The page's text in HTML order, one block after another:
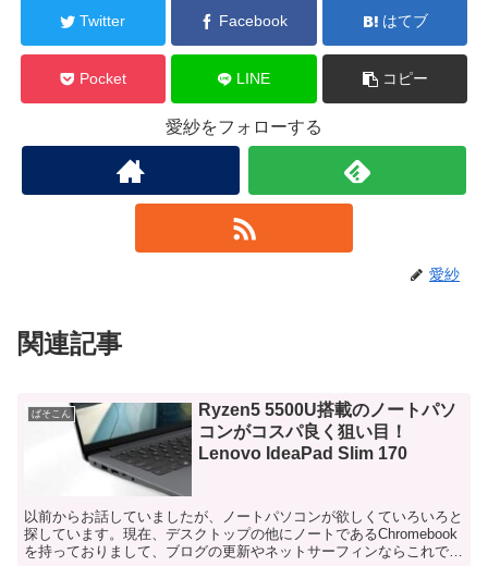
Twitter Facebook はてブ
Pocket LINE コピー
愛紗をフォローする
愛紗
関連記事
ぱそこん
Ryzen5 5500U搭載のノートパソ
コンがコスパ良く狙い目！
Lenovo IdeaPad Slim 170
以前からお話していましたが、ノートパソコンが欲しくていろいろと
探しています。現在、デスクトップの他にノートであるChromebook
を持っておりまして、ブログの更新やネットサーフィンならこれで十